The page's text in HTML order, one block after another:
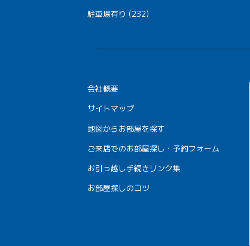
駐車場有り (232)
会社概要
サイトマップ
地図からお部屋を探す
ご来店でのお部屋探し・予約フォーム
お引っ越し手続きリンク集
お部屋探しのコツ